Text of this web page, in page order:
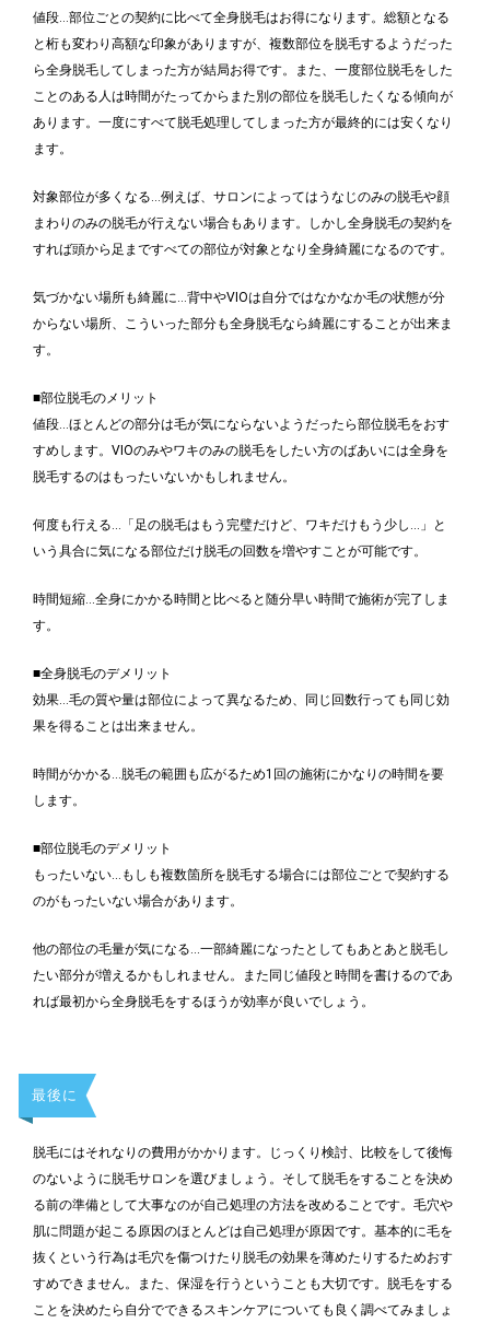
値段…部位ごとの契約に比べて全身脱毛はお得になります。総額となる
と桁も変わり高額な印象がありますが、複数部位を脱毛するようだった
ら全身脱毛してしまった方が結局お得です。また、一度部位脱毛をした
ことのある人は時間がたってからまた別の部位を脱毛したくなる傾向が
あります。一度にすべて脱毛処理してしまった方が最終的には安くなり
ます。
対象部位が多くなる…例えば、サロンによってはうなじのみの脱毛や顔
まわりのみの脱毛が行えない場合もあります。しかし全身脱毛の契約を
すれば頭から足まですべての部位が対象となり全身綺麗になるのです。
気づかない場所も綺麗に…背中やVIOは自分ではなかなか毛の状態が分
からない場所、こういった部分も全身脱毛なら綺麗にすることが出来ま
す。
■部位脱毛のメリット
値段…ほとんどの部分は毛が気にならないようだったら部位脱毛をおす
すめします。VIOのみやワキのみの脱毛をしたい方のばあいには全身を
脱毛するのはもったいないかもしれません。
何度も行える…「足の脱毛はもう完璧だけど、ワキだけもう少し…」と
いう具合に気になる部位だけ脱毛の回数を増やすことが可能です。
時間短縮…全身にかかる時間と比べると随分早い時間で施術が完了しま
す。
■全身脱毛のデメリット
効果…毛の質や量は部位によって異なるため、同じ回数行っても同じ効
果を得ることは出来ません。
時間がかかる…脱毛の範囲も広がるため1回の施術にかなりの時間を要
します。
■部位脱毛のデメリット
もったいない…もしも複数箇所を脱毛する場合には部位ごとで契約する
のがもったいない場合があります。
他の部位の毛量が気になる…一部綺麗になったとしてもあとあと脱毛し
たい部分が増えるかもしれません。また同じ値段と時間を書けるのであ
れば最初から全身脱毛をするほうが効率が良いでしょう。
最後に
脱毛にはそれなりの費用がかかります。じっくり検討、比較をして後悔
のないように脱毛サロンを選びましょう。そして脱毛をすることを決め
る前の準備として大事なのが自己処理の方法を改めることです。毛穴や
肌に問題が起こる原因のほとんどは自己処理が原因です。基本的に毛を
抜くという行為は毛穴を傷つけたり脱毛の効果を薄めたりするためおす
すめできません。また、保湿を行うということも大切です。脱毛をする
ことを決めたら自分でできるスキンケアについても良く調べてみましょ